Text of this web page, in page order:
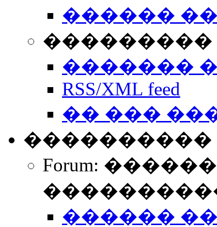
������
���������
�������
RSS/XML feed
�� ���
����������
Forum:
������